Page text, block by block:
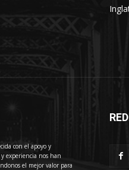
con el apoyo y
experiencia nos han
el mejor valor para